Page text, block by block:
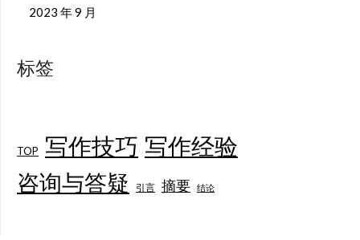
2023 年 9 月
标签
TOP 写作技巧 写作经验
咨询与答疑 引言 摘要 结论